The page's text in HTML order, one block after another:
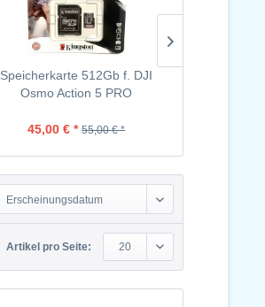
Speicherkarte 512Gb f. DJI
Osmo Action 5 PRO
45,00 € * 55,00 € *
Erscheinungsdatum
Artikel pro Seite: 20